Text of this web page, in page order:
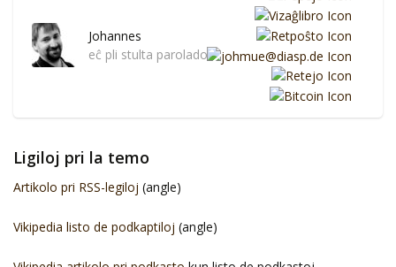
Johannes
eĉ pli stulta parolado
Ligiloj pri la temo
Artikolo pri RSS-legiloj (angle)
Vikipedia listo de podkaptiloj (angle)